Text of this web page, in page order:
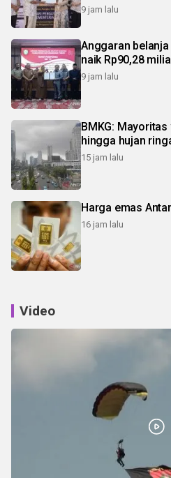
9 jam lalu
Anggaran
naik Rp90,28
9 jam lalu
BMKG:
hingga hujan
15 jam lalu
Harga emas
16 jam lalu
Video